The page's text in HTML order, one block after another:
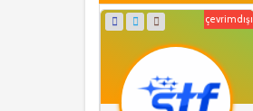
çevrimdışı